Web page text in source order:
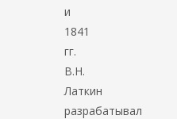
и
1841
гг.
В.Н.
Латкин
разрабатывал